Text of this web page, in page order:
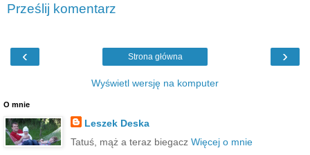
Prześlij komentarz
‹ ›
Strona główna
Wyświetl wersję na komputer
O mnie
Leszek Deska
Tatuś, mąż a teraz biegacz Więcej o mnie